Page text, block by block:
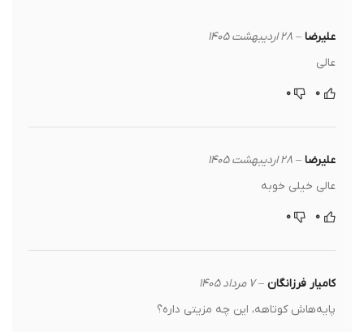
علیرضا– ۲۸ اردیبهشت ۱۴۰۵
علیرضا– ۲۸ اردیبهشت ۱۴۰۵
عالی خیلی خوبه
کامیار فرزانگان– ۷ مرداد ۱۴۰۵
پایه‌هاش کوتاهه، این چه مزیتی داره؟